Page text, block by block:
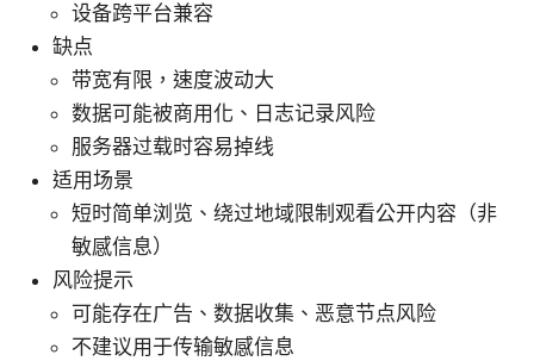
设备跨平台兼容
缺点
带宽有限，速度波动大
数据可能被商用化、日志记录风险
服务器过载时容易掉线
适用场景
短时简单浏览、绕过地域限制观看公开内容（非
敏感信息）
风险提示
可能存在广告、数据收集、恶意节点风险
不建议用于传输敏感信息